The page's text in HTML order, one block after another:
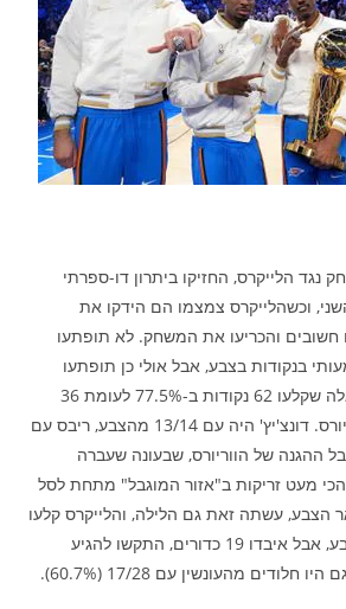
נגד הלייקרס, החזיקו ביתרון דו-ספרתי
וכשהלייקרס צמצמו הם הידקו את
חשובים והכריעו את המשחק. לא תופתעו
בנקודות בצבע, אבל אולי כן תופתעו
לשמוע שהלייקרס היו אלה שקלעו 62 נקודות ב-77.5% לעומת 36
נקודות ב-60% של הווריורס. דונצ'יץ' היה עם 13/14 מהצבע, ריבס עם
ואייטון עם 5/7, אבל ההגנה של הווריורס, שבעונה שעברה
מעט זריקות ב"אזור המוגבל" מתחת לסל
הצבע, עשתה זאת גם הלילה, והלייקרס קלעו
באחוז מאוד גבוה מהצבע, אבל איבדו 19 כדורים, התקשו להגיע
מהעונשין עם 17/28 (60.7%).